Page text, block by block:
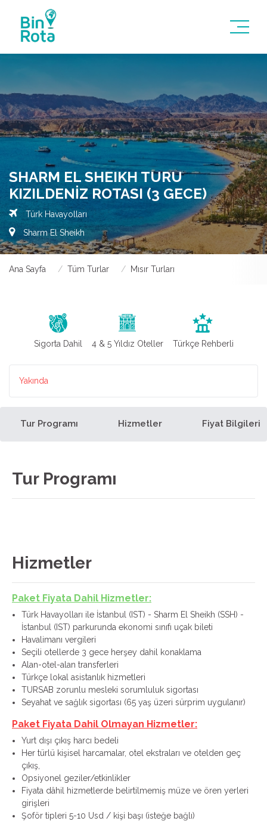
SHARM EL SHEIKH TURU
KIZILDENIZ ROTASI (3 GECE)
Türk Havayolları
Sharm El Sheikh
Ana Sayfa Tüm Turlar Mısır Turları
Sigorta Dahil 4 & 5 Yıldız Oteller Türkçe Rehberli
Yakında
Tur Programı Hizmetler Fiyat Bilgileri
Tur Programı
Hizmetler
Paket Fiyata Dahil Hizmetler:
Türk Havayolları ile İstanbul (IST) - Sharm El Sheikh (SSH) -
İstanbul (IST) parkurunda ekonomi sınıfı uçak bileti
Havalimanı vergileri
Seçili otellerde 3 gece herşey dahil konaklama
Alan-otel-alan transferleri
Türkçe lokal asistanlık hizmetleri
TURSAB zorunlu mesleki sorumluluk sigortası
Seyahat ve sağlık sigortası (65 yaş üzeri sürprim uygulanır)
Paket Fiyata Dahil Olmayan Hizmetler:
Yurt dışı çıkış harcı bedeli
Her türlü kişisel harcamalar, otel ekstraları ve otelden geç
çıkış,
Opsiyonel geziler/etkinlikler
Fiyata dâhil hizmetlerde belirtilmemiş müze ve ören yerleri
girişleri
Şoför tipleri 5-10 Usd / kişi başı (isteğe bağlı)